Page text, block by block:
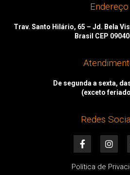
Endereço
Trav. Santo Hilário, 65 – Jd. Bela
Brasil CEP
De segunda a sexta,
(exceto
Redes
F
a
e
I
n
t
Política de